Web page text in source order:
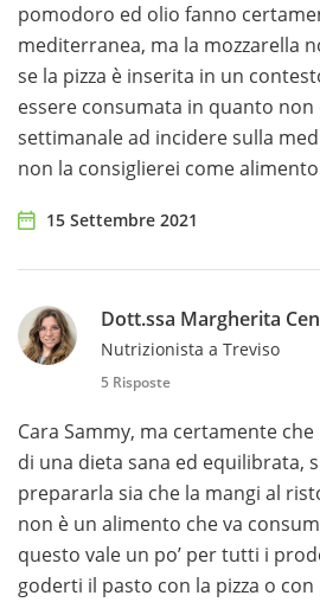
pomodoro ed olio fanno
mediterranea, ma la mozzarella
se la pizza è inserita in un
essere consumata in quanto non
settimanale ad incidere sulla
non la consiglierei come
15 Settembre 2021
Dott.ssa Margherita
Nutrizionista a Treviso
5 Risposte
Cara Sammy, ma certamente
di una dieta sana ed equilibrata,
prepararla sia che la mangi al
non è un alimento che va
questo vale un po’ per tutti i
goderti il pasto con la pizza o con